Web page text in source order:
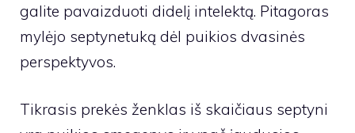
galite pavaizduoti didelį intelektą. Pitagoras
mylėjo septynetuką dėl puikios dvasinės
perspektyvos.
Tikrasis prekės ženklas iš skaičiaus septyni